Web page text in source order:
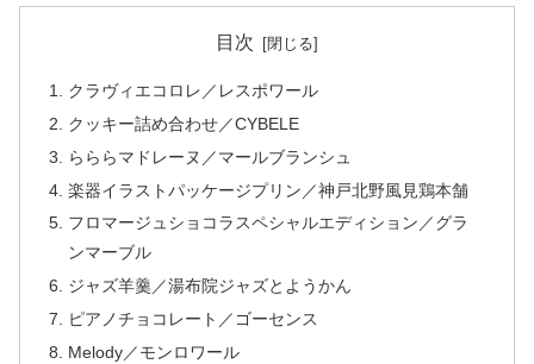
目次
クラヴィエコロレ／レスポワール
クッキー詰め合わせ／CYBELE
らららマドレーヌ／マールブランシュ
楽器イラストパッケージプリン／神戸北野風見鶏本舗
フロマージュショコラスペシャルエディション／グラ
ンマーブル
ジャズ羊羹／湯布院ジャズとようかん
ピアノチョコレート／ゴーセンス
Melody／モンロワール